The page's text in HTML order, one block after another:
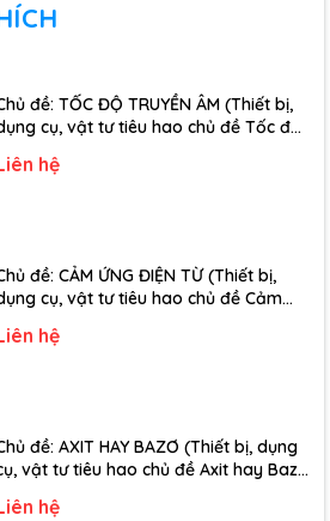
đề: TỐC ĐỘ TRUYỀN ÂM (Thiết bị,
cụ, vật tư tiêu hao chủ đề Tốc độ
hệ
đề: CẢM ỨNG ĐIỆN TỪ (Thiết bị,
cụ, vật tư tiêu hao chủ đề Cảm
hệ
đề: AXIT HAY BAZƠ (Thiết bị, dụng
vật tư tiêu hao chủ đề Axit hay Bazơ
hệ